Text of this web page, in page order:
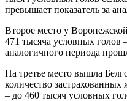
превышает показатель за
Второе место у
471 тысяча условных голов
аналогичного периода
На третье место вышла
количество
– до 460 тысяч условных